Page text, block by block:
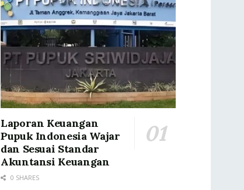
Laporan Keuangan
Pupuk Indonesia Wajar
dan Sesuai Standar
Akuntansi Keuangan
0 SHARES